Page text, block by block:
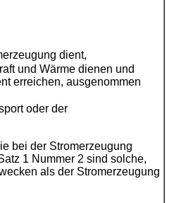
dient,
und Wärme dienen und
erreichen, ausgenommen
oder der
bei der Stromerzeugung
1 Nummer 2 sind solche,
als der Stromerzeugung